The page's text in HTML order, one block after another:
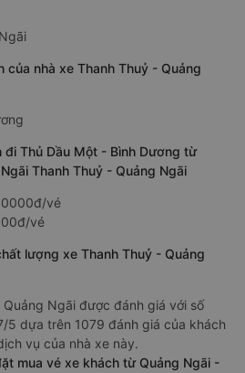
của nhà xe Thanh Thuỷ - Quảng
đi Thủ Dầu Một - Bình Dương từ
Thanh Thuỷ - Quảng Ngãi
vé
vé
lượng xe Thanh Thuỷ - Quảng
Ngãi được đánh giá với số
5 dựa trên 1079 đánh giá của khách
vụ của nhà xe này.
mua vé xe khách từ Quảng Ngãi -